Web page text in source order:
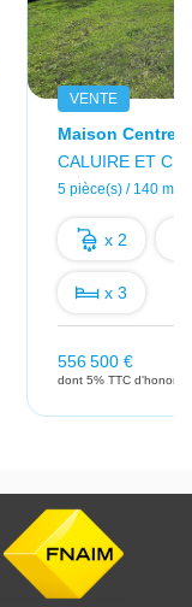
VENTE
CALUIRE ET
5 pièce(s) / 140 m²
x 2
x 3
556 500 €
dont 5% TTC